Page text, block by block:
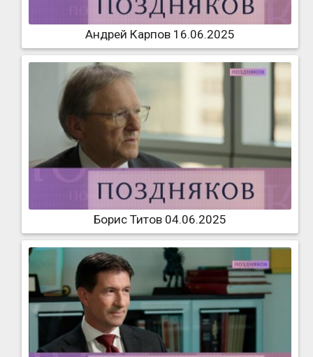
Андрей Карпов 16.06.2025
Борис Титов 04.06.2025